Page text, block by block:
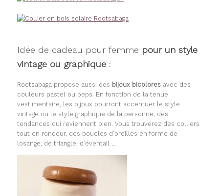
Idée de cadeau pour femme pour un style
vintage ou graphique :
Rootsabaga propose aussi des bijoux bicolores avec des
couleurs pastel ou peps. En fonction de la tenue
vestimentaire, les bijoux pourront accentuer le style
vintage ou le style graphique de la personne, des
tendances qui reviennent bien. Vous trouverez des colliers
tout en rondeur, des boucles d’oreilles en forme de
losange, de triangle, d’éventail …